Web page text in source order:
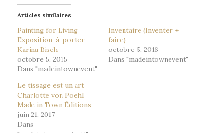
Articles similaires
Painting for Living
Exposition-à-porter
Karina Bisch
octobre 5, 2015
Dans "madeintownevent"
Inventaire (Inventer +
faire)
octobre 5, 2016
Dans "madeintownevent"
Le tissage est un art
Charlotte von Poehl
Made in Town Éditions
juin 21, 2017
Dans